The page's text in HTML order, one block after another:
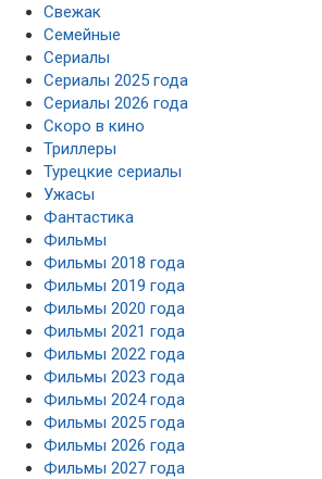
Свежак
Семейные
Сериалы
Сериалы 2025 года
Сериалы 2026 года
Скоро в кино
Триллеры
Турецкие сериалы
Ужасы
Фантастика
Фильмы
Фильмы 2018 года
Фильмы 2019 года
Фильмы 2020 года
Фильмы 2021 года
Фильмы 2022 года
Фильмы 2023 года
Фильмы 2024 года
Фильмы 2025 года
Фильмы 2026 года
Фильмы 2027 года